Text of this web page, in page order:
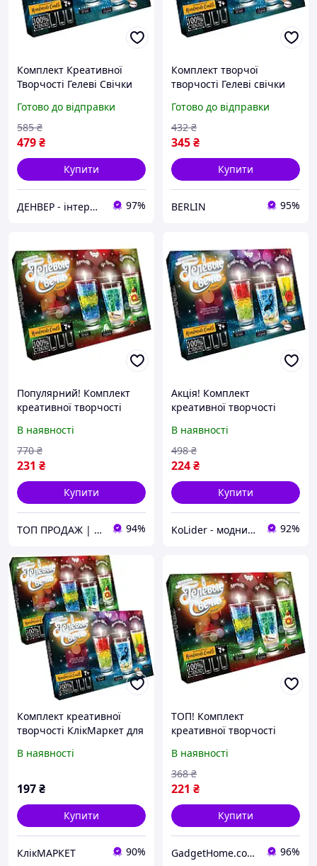
Комплект Креативної
Творчості Гелеві Свічки
Інтер'єру (gs-02-01)
Денвер
Готово до відправки
479₴
585 ₴
Купити
ДЕНВЕР - інтернет-магазин преміальної якості та доступних цін! 97%
Комплект творчої
творчості Гелеві свічки
інтер'єру GS-02-01 berlin
Готово до відправки
345₴
432 ₴
Купити
BERLIN 95%
Популярний! Комплект
креативної творчості
оформлення
інтер&apos;єру GS-02-02 -
Краща якість тільки на
В наявності
231 ₴
770 ₴
Купити
ТОП ПРОДАЖ | Інтернет-супермаркет «NUKLEON» 94%
Акція! Комплект
креативної творчості
оформлення
інтер&apos;єру GS-02-01 -
За кращою ціною!
В наявності
224₴
498 ₴
Купити
KoLider - модний магазин 92%
Комплект креативної
творчості КлікМаркет для
Гелеві оформлення
В наявності
197₴
Купити
КлікМАРКЕТ 90%
ТОП! Комплект
креативної творчості
оформлення
інтер&apos;єру GS-02-02 -
(gHome)
В наявності
221 ₴
368 ₴
Купити
GadgetHome.com.ua 96%